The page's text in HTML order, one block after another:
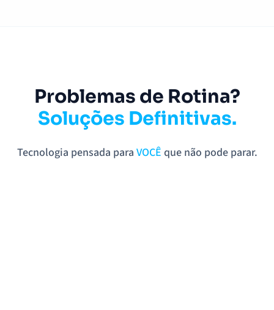
Problemas de Rotina?
Soluções Definitivas.
Tecnologia pensada para VOCÊ que não pode parar.